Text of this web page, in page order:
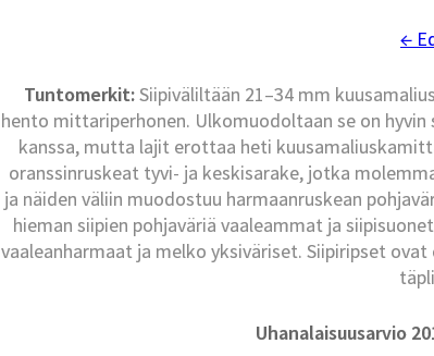
←
Tuntomerkit:Siipiväliltään 21–34 mm
hento mittariperhonen. Ulkomuodoltaan se on hyvin
kanssa, mutta lajit erottaa heti
oranssinruskeat tyvi- ja keskisarake, jotka
ja näiden väliin muodostuu harmaanruskean
hieman siipien pohjaväriä vaaleammat ja
vaaleanharmaat ja melko yksiväriset. Siipiripset
Uhanalaisuusarvio